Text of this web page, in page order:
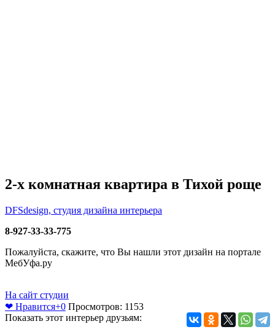
2-х комнатная квартира в Тихой роще
DFSdesign, студия дизайна интерьера
8-927-33-33-775
Пожалуйста, скажите, что Вы нашли этот дизайн на портале
МебУфа.ру
На сайт студии
❤ Нравится+0 Просмотров: 1153
Показать этот интерьер друзьям: